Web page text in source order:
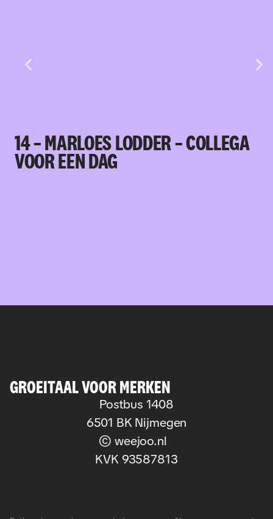
14 – MARLOES LODDER – COLLEGA
VOOR EEN DAG
GROEITAAL VOOR MERKEN
Postbus 1408
6501 BK Nijmegen
© weejoo.nl
KVK 93587813